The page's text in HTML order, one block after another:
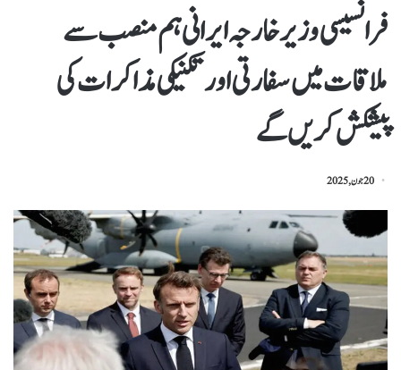
فرانسیسی وزیر خارجہ ایرانی ہم منصب سے
ملاقات میں سفارتی اورتکنیکی مذاکرات کی
پیشکش کریں گے
20 جون, 2025